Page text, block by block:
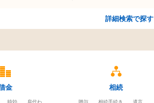
詳細検索で探す
金
時効
肩代わ
相続
贈与 相続手続き
遺言